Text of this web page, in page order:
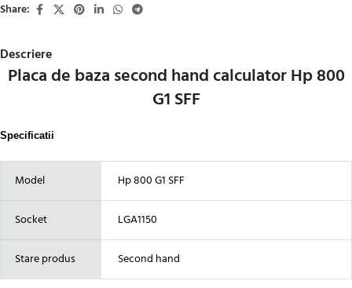
Share:
Descriere
Placa de baza second hand calculator Hp 800
G1 SFF
Specificatii
Model Hp 800 G1 SFF
Socket LGA1150
Stare produs Second hand